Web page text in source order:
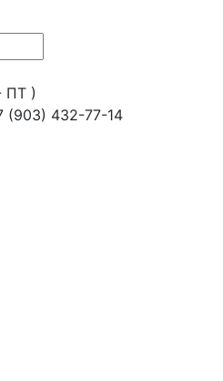
ПТ )
(903) 432-77-14